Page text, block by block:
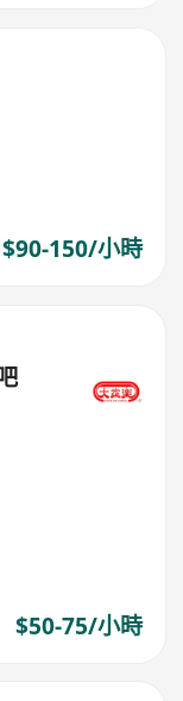
$90-150/小時
$50-75/小時